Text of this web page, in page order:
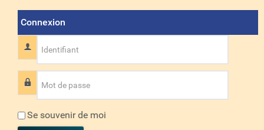
Connexion
Identifiant
Mot de passe
Se souvenir de moi